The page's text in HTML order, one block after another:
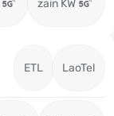
zain KW
ETL LaoTel